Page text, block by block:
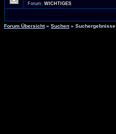
Forum: WICHTIGES
Forum Übersicht» Suchen » Suchergebnisse